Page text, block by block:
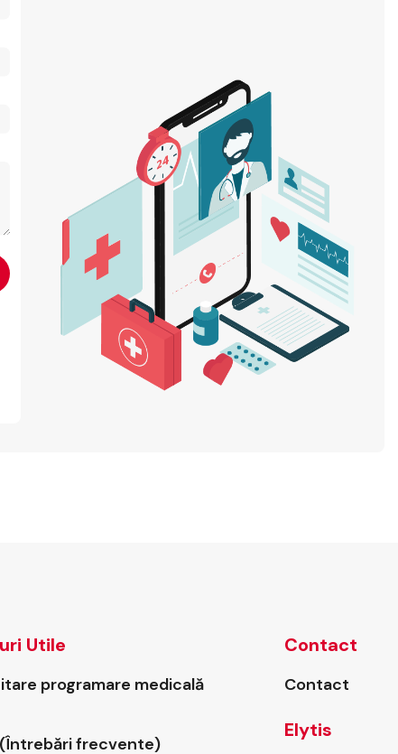
Utile
programare medicală
(Întrebări frecvente)
Contact
Contact
Elytis